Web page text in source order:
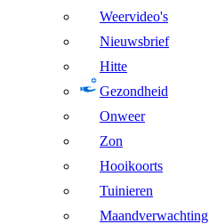
Weervideo's
Nieuwsbrief
Hitte
Gezondheid
Onweer
Zon
Hooikoorts
Tuinieren
Maandverwachting